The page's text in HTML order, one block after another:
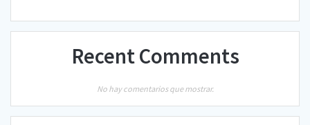
Recent Comments
No hay comentarios que mostrar.